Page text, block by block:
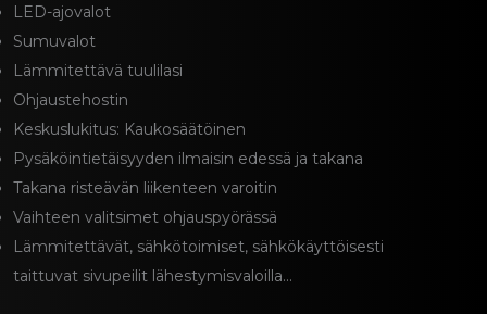
LED-ajovalot
Sumuvalot
Lämmitettävä tuulilasi
Ohjaustehostin
Keskuslukitus: Kaukosäätöinen
Pysäköintietäisyyden ilmaisin edessä ja takana
Takana risteävän liikenteen varoitin
Vaihteen valitsimet ohjauspyörässä
Lämmitettävät, sähkötoimiset, sähkökäyttöisesti
taittuvat sivupeilit lähestymisvaloilla...